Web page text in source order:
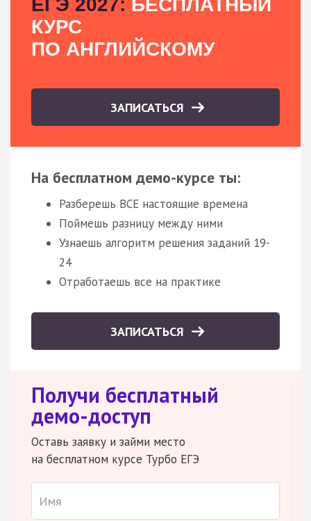
ЕГЭ 2027: БЕСПЛАТНЫЙ
КУРС
ПО АНГЛИЙСКОМУ
ЗАПИСАТЬСЯ
На бесплатном демо-курсе ты:
Разберешь ВСЕ настоящие времена
Поймешь разницу между ними
Узнаешь алгоритм решения заданий 19-
24
Отработаешь все на практике
ЗАПИСАТЬСЯ
Получи бесплатный
демо-доступ
Оставь заявку и займи место
на бесплатном курсе Турбо ЕГЭ